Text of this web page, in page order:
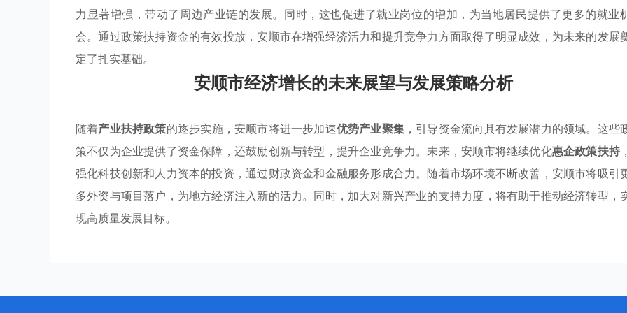
力显著增强，带动了周边产业链的发展。同时，这也促进了就业岗位的增加，为当地居民提供了更多的就业
会。通过政策扶持资金的有效投放，安顺市在增强经济活力和提升竞争力方面取得了明显成效，为未来的发展
定了扎实基础。
安顺市经济增长的未来展望与发展策略分析
随着产业扶持政策的逐步实施，安顺市将进一步加速优势产业聚集 ，引导资金流向具有发展潜力的领域。这些
策不仅为企业提供了资金保障，还鼓励创新与转型，提升企业竞争力。未来，安顺市将继续优化惠企政策扶持 ，
强化科技创新和人力资本的投资，通过财政资金和金融服务形成合力。随着市场环境不断改善，安顺市将吸引
多外资与项目落户，为地方经济注入新的活力。同时，加大对新兴产业的支持力度，将有助于推动经济转型，
现高质量发展目标。